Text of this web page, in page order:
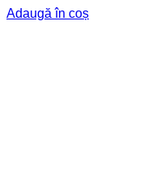
fost:
Adaugă în coș